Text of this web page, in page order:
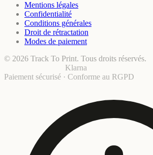
Mentions légales
Confidentialité
Conditions générales
Droit de rétractation
Modes de paiement
© 2026 Track To Print. Tous droits réservés.
Klarna
Paiement sécurisé · Conforme au RGPD